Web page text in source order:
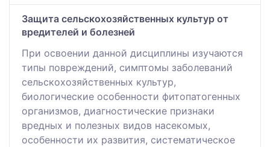
Защита сельскохозяйственных культур от
вредителей и болезней
При освоении данной дисциплины изучаются
типы повреждений, симптомы заболеваний
сельскохозяйственных культур,
биологические особенности фитопатогенных
организмов, диагностические признаки
вредных и полезных видов насекомых,
особенности их развития, систематическое